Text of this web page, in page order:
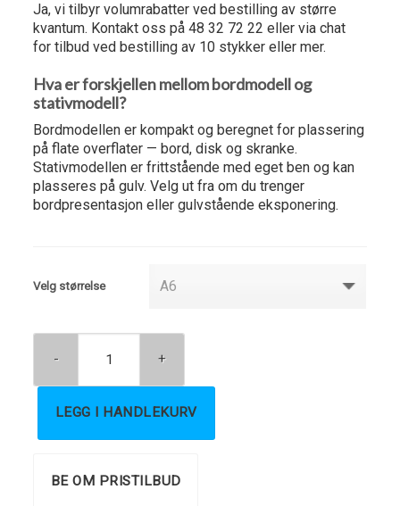
Ja, vi tilbyr volumrabatter ved bestilling av større
kvantum. Kontakt oss på 48 32 72 22 eller via chat
for tilbud ved bestilling av 10 stykker eller mer.
Hva er forskjellen mellom bordmodell og
stativmodell?
Bordmodellen er kompakt og beregnet for plassering
på flate overflater — bord, disk og skranke.
Stativmodellen er frittstående med eget ben og kan
plasseres på gulv. Velg ut fra om du trenger
bordpresentasjon eller gulvstående eksponering.
Velg størrelse
LEGG I HANDLEKURV
BE OM PRISTILBUD